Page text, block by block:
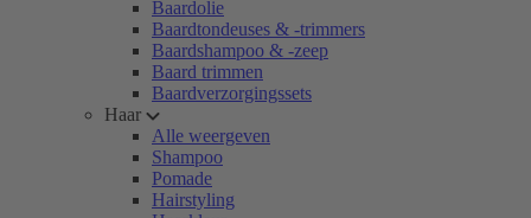
Baardolie
Baardtondeuses & -trimmers
Baardshampoo & -zeep
Baard trimmen
Baardverzorgingssets
Haar
Alle weergeven
Shampoo
Pomade
Hairstyling